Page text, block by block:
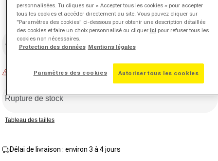
même
page.
Taille
Choisir la taille
Rupture de stock
Rupture de stock
Tableau des tailles
Délai de livraison : environ 3 à 4 jours
personnalisées. Tu cliques sur « Accepter tous les cookies » pour accepter
tous les cookies et accéder directement au site. Vous pouvez cliquer sur
"Paramètres des cookies" ci-dessous pour obtenir une description détaillée
des cookies et faire un choix personnalisé ou cliquer icipour refuser tous les
cookies non nécessaires.
Protection des données Mentions légales
Paramètres des cookies Autoriser tous les cookies